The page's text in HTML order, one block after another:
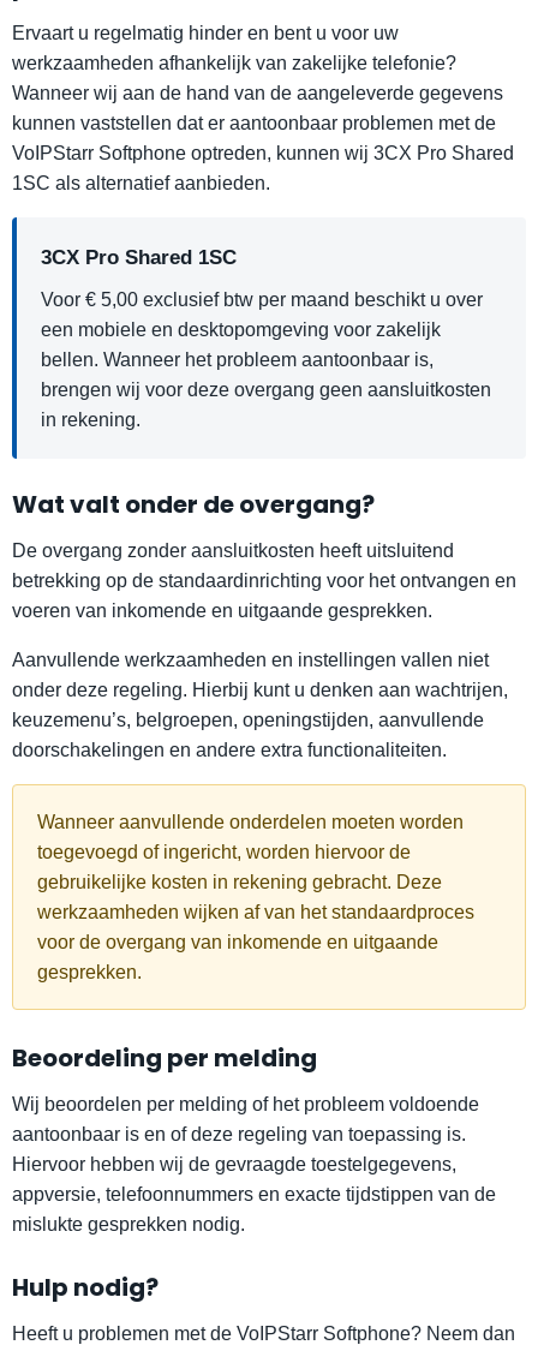
Ervaart u regelmatig hinder en bent u voor uw
werkzaamheden afhankelijk van zakelijke telefonie?
Wanneer wij aan de hand van de aangeleverde gegevens
kunnen vaststellen dat er aantoonbaar problemen met de
VoIPStarr Softphone optreden, kunnen wij 3CX Pro Shared
1SC als alternatief aanbieden.
3CX Pro Shared 1SC
Voor € 5,00 exclusief btw per maand beschikt u over
een mobiele en desktopomgeving voor zakelijk
bellen. Wanneer het probleem aantoonbaar is,
brengen wij voor deze overgang geen aansluitkosten
in rekening.
Wat valt onder de overgang?
De overgang zonder aansluitkosten heeft uitsluitend
betrekking op de standaardinrichting voor het ontvangen en
voeren van inkomende en uitgaande gesprekken.
Aanvullende werkzaamheden en instellingen vallen niet
onder deze regeling. Hierbij kunt u denken aan wachtrijen,
keuzemenu’s, belgroepen, openingstijden, aanvullende
doorschakelingen en andere extra functionaliteiten.
Wanneer aanvullende onderdelen moeten worden
toegevoegd of ingericht, worden hiervoor de
gebruikelijke kosten in rekening gebracht. Deze
werkzaamheden wijken af van het standaardproces
voor de overgang van inkomende en uitgaande
gesprekken.
Beoordeling per melding
Wij beoordelen per melding of het probleem voldoende
aantoonbaar is en of deze regeling van toepassing is.
Hiervoor hebben wij de gevraagde toestelgegevens,
appversie, telefoonnummers en exacte tijdstippen van de
mislukte gesprekken nodig.
Hulp nodig?
Heeft u problemen met de VoIPStarr Softphone? Neem dan